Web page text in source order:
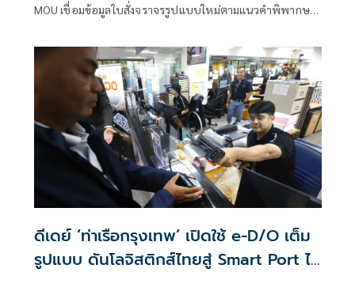
MOU เชื่อมข้อมูลใบสั่งจราจรรูปแบบใหม่ตามแนวคำพิพากษา
ประสิทธิภาพ แก้ไขอุบัติเหตุบนถนน เริ่มบังคับใช้ใบสั่งใบแรก 1
สิงหาคม 2569 หากค้างชำระไม่ได้รับป้ายภาษีจริง
ดีเดย์ ‘ท่าเรือกรุงเทพ’ เปิดใช้ e-D/O เต็ม
รูปแบบ ดันโลจิสติกส์ไทยสู่ Smart Port ไร้